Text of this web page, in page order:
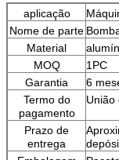
aplicação
Nome de parte
Material
MOQ
1PC
Garantia
6
Termo do
pagamento
União
Prazo de
entrega